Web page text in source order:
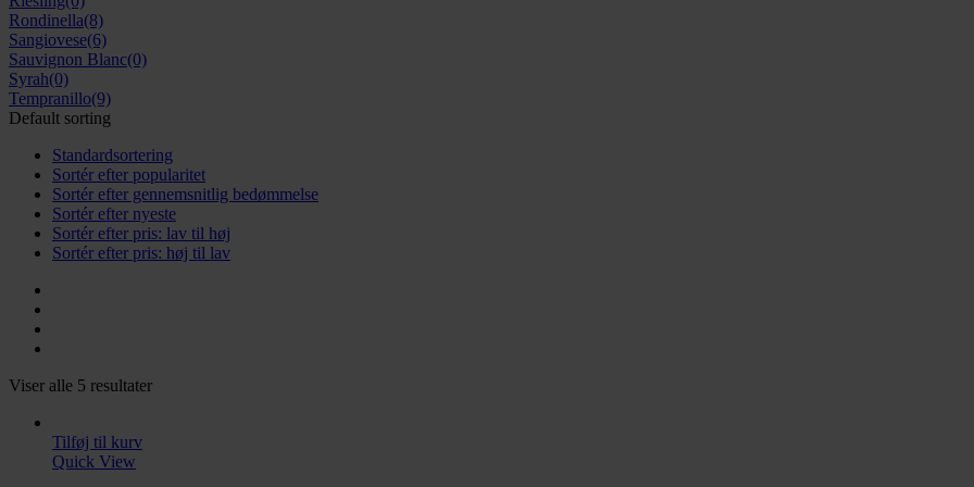
Rondinella(8)
Sangiovese(6)
Sauvignon Blanc(0)
Syrah(0)
Tempranillo(9)
Default sorting
Standardsortering
Sortér efter popularitet
Sortér efter gennemsnitlig bedømmelse
Sortér efter nyeste
Sortér efter pris: lav til høj
Sortér efter pris: høj til lav
Viser alle 5 resultater
Tilføj til kurv
Quick View